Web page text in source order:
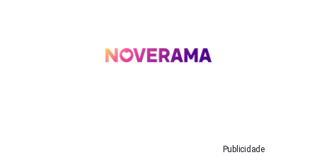
Publicidade